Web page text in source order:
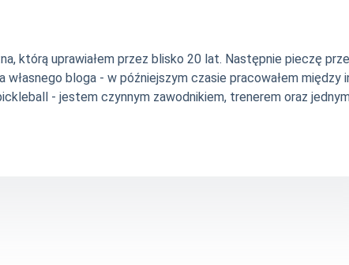
którą uprawiałem przez blisko 20 lat. Następnie pieczę
bloga - w późniejszym czasie pracowałem między
- jestem czynnym zawodnikiem, trenerem oraz